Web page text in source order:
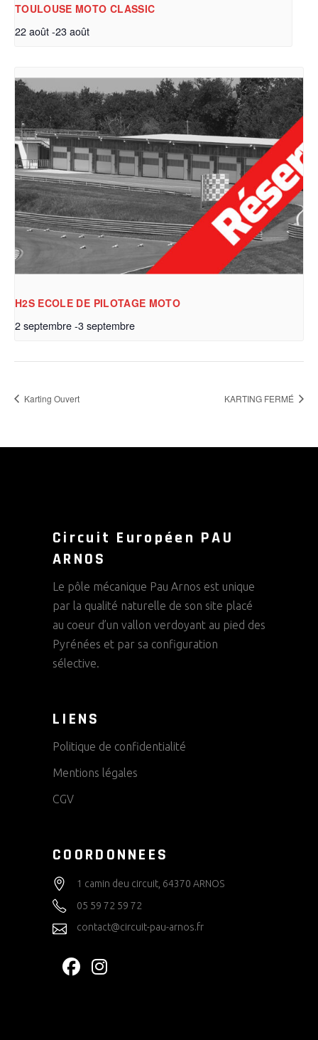
TOULOUSE MOTO CLASSIC
22 août-23 août
H2S ECOLE DE PILOTAGE MOTO
2 septembre-3 septembre
Karting Ouvert KARTING FERMÉ
Circuit Européen PAU
ARNOS
Le pôle mécanique Pau Arnos est unique
par la qualité naturelle de son site placé
au coeur d’un vallon verdoyant au pied des
Pyrénées et par sa configuration
sélective.
LIENS
Politique de confidentialité
Mentions légales
CGV
COORDONNEES
1 camin deu circuit, 64370 ARNOS
05 59 72 59 72
contact@circuit-pau-arnos.fr